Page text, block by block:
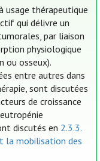
usage thérapeutique
qui délivre un
par liaison
physiologique
ou osseux).
entre autres dans
sont discutées
de croissance
discutés en 2.3.3.
la mobilisation des